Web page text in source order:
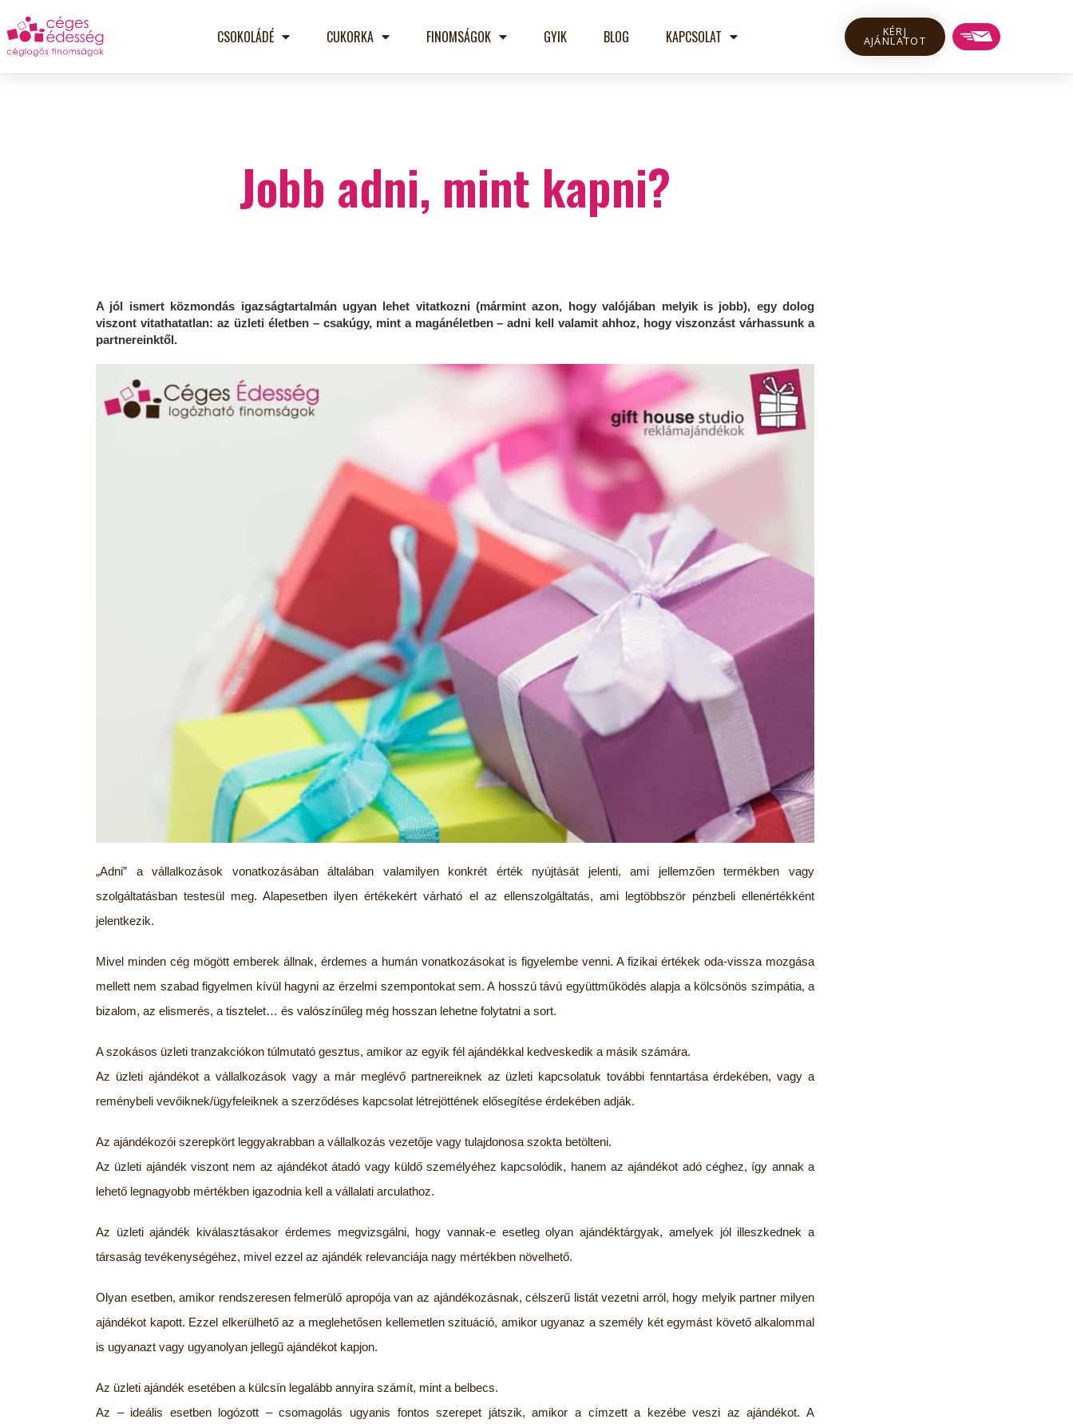
CSOKOLÁDÉ CUKORKA FINOMSÁGOK GYIK BLOG KAPCSOLAT KÉRJ
AJÁNLATOT
Jobb adni, mint kapni?
A jól ismert közmondás igazságtartalmán ugyan lehet vitatkozni (mármint azon, hogy valójában melyik is jobb), egy dolog
viszont vitathatatlan: az üzleti életben – csakúgy, mint a magánéletben – adni kell valamit ahhoz, hogy viszonzást várhassunk a
partnereinktől.
„Adni” a vállalkozások vonatkozásában általában valamilyen konkrét érték nyújtását jelenti, ami jellemzően termékben vagy
szolgáltatásban testesül meg. Alapesetben ilyen értékekért várható el az ellenszolgáltatás, ami legtöbbször pénzbeli ellenértékként
jelentkezik.
Mivel minden cég mögött emberek állnak, érdemes a humán vonatkozásokat is figyelembe venni. A fizikai értékek oda-vissza mozgása
mellett nem szabad figyelmen kívül hagyni az érzelmi szempontokat sem. A hosszú távú együttműködés alapja a kölcsönös szimpátia, a
bizalom, az elismerés, a tisztelet… és valószínűleg még hosszan lehetne folytatni a sort.
A szokásos üzleti tranzakciókon túlmutató gesztus, amikor az egyik fél ajándékkal kedveskedik a másik számára.
Az üzleti ajándékot a vállalkozások vagy a már meglévő partnereiknek az üzleti kapcsolatuk további fenntartása érdekében, vagy a
reménybeli vevőiknek/ügyfeleiknek a szerződéses kapcsolat létrejöttének elősegítése érdekében adják.
Az ajándékozói szerepkört leggyakrabban a vállalkozás vezetője vagy tulajdonosa szokta betölteni.
Az üzleti ajándék viszont nem az ajándékot átadó vagy küldő személyéhez kapcsolódik, hanem az ajándékot adó céghez, így annak a
lehető legnagyobb mértékben igazodnia kell a vállalati arculathoz.
Az üzleti ajándék kiválasztásakor érdemes megvizsgálni, hogy vannak-e esetleg olyan ajándéktárgyak, amelyek jól illeszkednek a
társaság tevékenységéhez, mivel ezzel az ajándék relevanciája nagy mértékben növelhető.
Olyan esetben, amikor rendszeresen felmerülő apropója van az ajándékozásnak, célszerű listát vezetni arról, hogy melyik partner milyen
ajándékot kapott. Ezzel elkerülhető az a meglehetősen kellemetlen szituáció, amikor ugyanaz a személy két egymást követő alkalommal
is ugyanazt vagy ugyanolyan jellegű ajándékot kapjon.
Az üzleti ajándék esetében a külcsín legalább annyira számít, mint a belbecs.
Az – ideális esetben logózott – csomagolás ugyanis fontos szerepet játszik, amikor a címzett a kezébe veszi az ajándékot. A